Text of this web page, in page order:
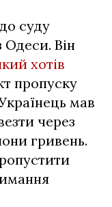
суду
Одеси. Він
хотів
пропуску
мав
через
гривень.